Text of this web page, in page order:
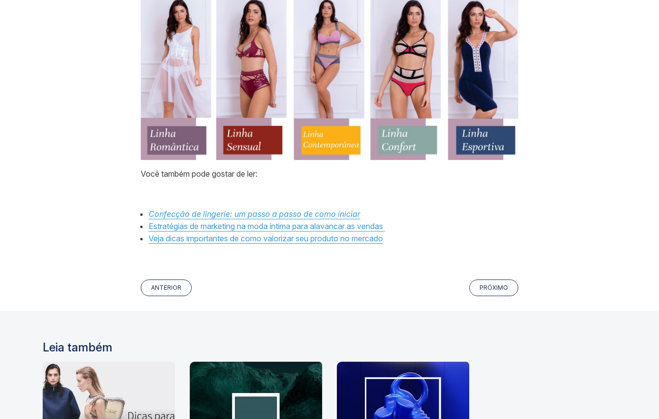
Você também pode gostar de ler:
Confecção de lingerie: um passo a passo de como iniciar
Estratégias de marketing na moda íntima para alavancar as vendas
Veja dicas importantes de como valorizar seu produto no mercado
ANTERIOR PRÓXIMO
Leia também